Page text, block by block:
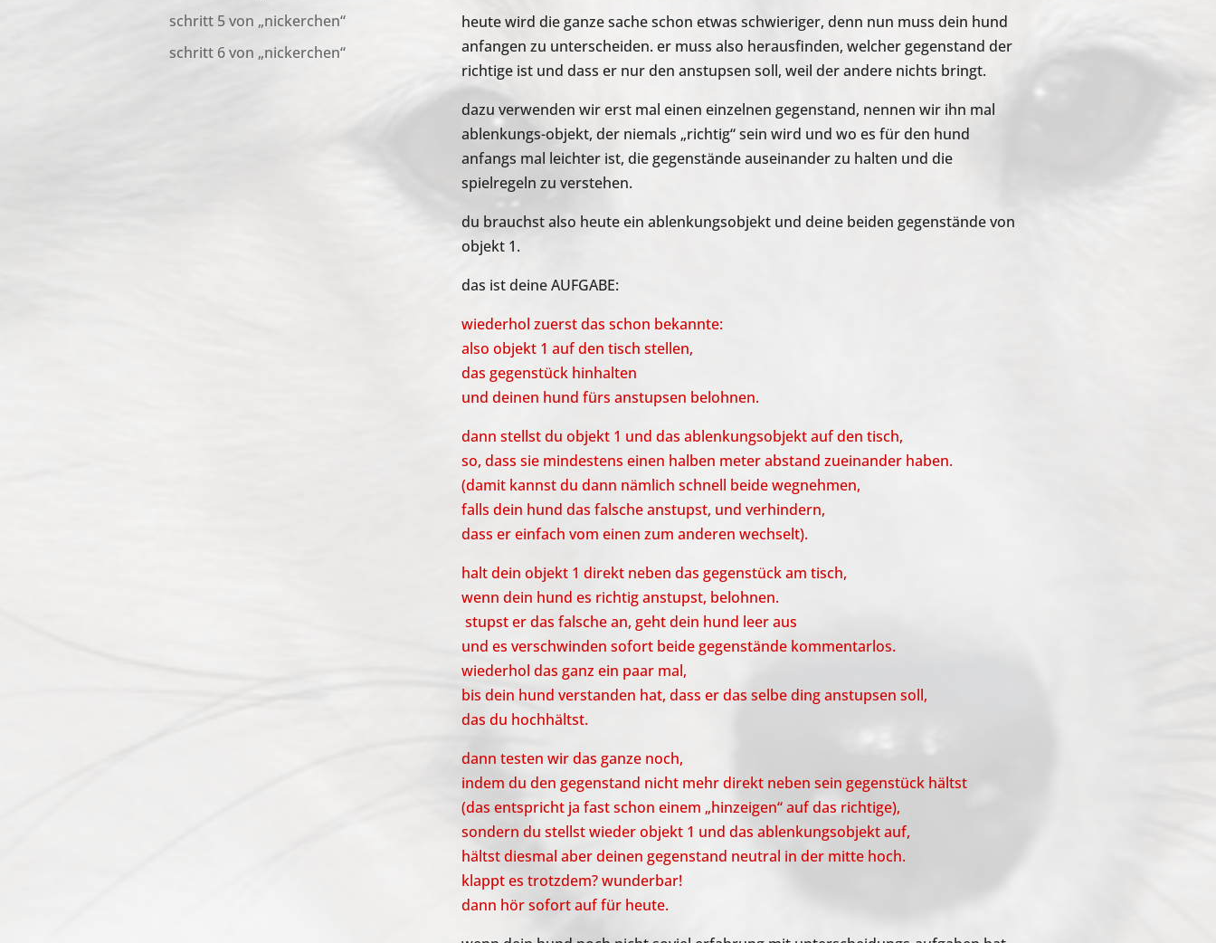
schritt 5 von „nickerchen“
schritt 6 von „nickerchen“
heute wird die ganze sache schon etwas schwieriger, denn nun muss dein hund
anfangen zu unterscheiden. er muss also herausfinden, welcher gegenstand der
richtige ist und dass er nur den anstupsen soll, weil der andere nichts bringt.
dazu verwenden wir erst mal einen einzelnen gegenstand, nennen wir ihn mal
ablenkungs-objekt, der niemals „richtig“ sein wird und wo es für den hund
anfangs mal leichter ist, die gegenstände auseinander zu halten und die
spielregeln zu verstehen.
du brauchst also heute ein ablenkungsobjekt und deine beiden gegenstände von
objekt 1.
das ist deine AUFGABE:
wiederhol zuerst das schon bekannte:
also objekt 1 auf den tisch stellen,
das gegenstück hinhalten
und deinen hund fürs anstupsen belohnen.
dann stellst du objekt 1 und das ablenkungsobjekt auf den tisch,
so, dass sie mindestens einen halben meter abstand zueinander haben.
(damit kannst du dann nämlich schnell beide wegnehmen,
falls dein hund das falsche anstupst, und verhindern,
dass er einfach vom einen zum anderen wechselt).
halt dein objekt 1 direkt neben das gegenstück am tisch,
wenn dein hund es richtig anstupst, belohnen.
stupst er das falsche an, geht dein hund leer aus
und es verschwinden sofort beide gegenstände kommentarlos.
wiederhol das ganz ein paar mal,
bis dein hund verstanden hat, dass er das selbe ding anstupsen soll,
das du hochhältst.
dann testen wir das ganze noch,
indem du den gegenstand nicht mehr direkt neben sein gegenstück hältst
(das entspricht ja fast schon einem „hinzeigen“ auf das richtige),
sondern du stellst wieder objekt 1 und das ablenkungsobjekt auf,
hältst diesmal aber deinen gegenstand neutral in der mitte hoch.
klappt es trotzdem? wunderbar!
dann hör sofort auf für heute.